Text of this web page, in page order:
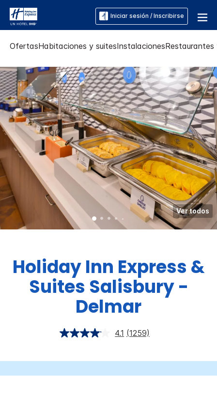
Iniciar sesión / Inscribirse
OfertasHabitaciones y suitesInstalacionesRestaurantes
Ver todos
Holiday Inn Express &
Suites Salisbury -
Delmar
4.1 (1259)